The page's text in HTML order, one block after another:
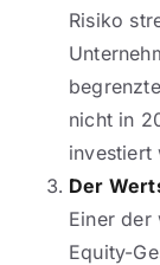
Risiko
nicht in
investiert
Der
Einer
Equity-